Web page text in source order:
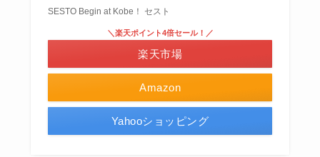
SESTO Begin at Kobe！ セスト
Amazon
＼楽天ポイント4倍セール！／
楽天市場
Yahooショッピング